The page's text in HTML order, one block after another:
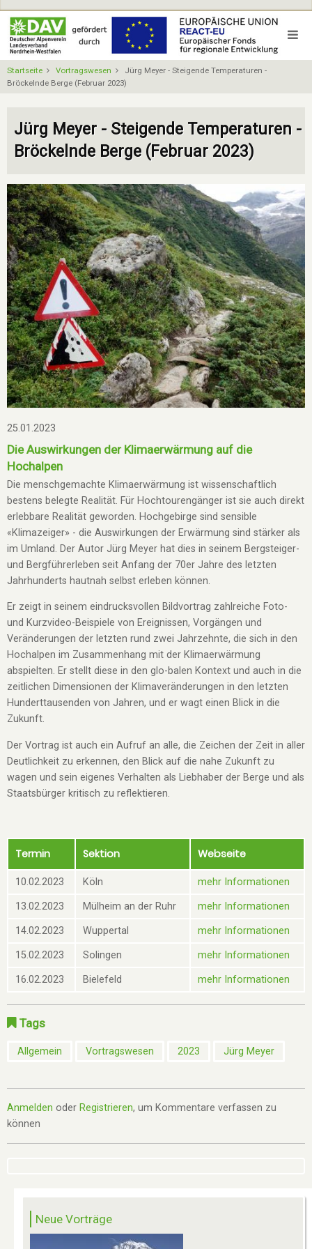
Direkt
zum
Inhalt
Startseite Vortragswesen
Jürg Meyer - Steigende Temperaturen -
Bröckelnde Berge (Februar 2023)
Jürg Meyer - Steigende Temperaturen -
Bröckelnde Berge (Februar 2023)
25.01.2023
Die Auswirkungen der Klimaerwärmung auf die
Hochalpen
Die menschgemachte Klimaerwärmung ist wissenschaftlich
bestens belegte Realität. Für Hochtourengänger ist sie auch direkt
erlebbare Realität geworden. Hochgebirge sind sensible
«Klimazeiger» - die Auswirkungen der Erwärmung sind stärker als
im Umland. Der Autor Jürg Meyer hat dies in seinem Bergsteiger-
und Bergführerleben seit Anfang der 70er Jahre des letzten
Jahrhunderts hautnah selbst erleben können.
Er zeigt in seinem eindrucksvollen Bildvortrag zahlreiche Foto-
und Kurzvideo-Beispiele von Ereignissen, Vorgängen und
Veränderungen der letzten rund zwei Jahrzehnte, die sich in den
Hochalpen im Zusammenhang mit der Klimaerwärmung
abspielten. Er stellt diese in den glo-balen Kontext und auch in die
zeitlichen Dimensionen der Klimaveränderungen in den letzten
Hunderttausenden von Jahren, und er wagt einen Blick in die
Zukunft.
Der Vortrag ist auch ein Aufruf an alle, die Zeichen der Zeit in aller
Deutlichkeit zu erkennen, den Blick auf die nahe Zukunft zu
wagen und sein eigenes Verhalten als Liebhaber der Berge und als
Staatsbürger kritisch zu reflektieren.
Termin Sektion Webseite
10.02.2023 Köln mehr Informationen
13.02.2023 Mülheim an der Ruhr mehr Informationen
14.02.2023 Wuppertal mehr Informationen
15.02.2023 Solingen mehr Informationen
16.02.2023 Bielefeld mehr Informationen
Tags
Allgemein Vortragswesen 2023 Jürg Meyer
Anmelden oder Registrieren, um Kommentare verfassen zu
können
Neue Vorträge